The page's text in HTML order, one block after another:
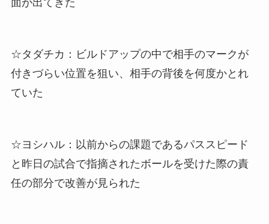
面が出てきた
☆タダチカ：ビルドアップの中で相手のマークが
付きづらい位置を狙い、相手の背後を何度かとれ
ていた
☆ヨシハル：以前からの課題であるパススピード
と昨日の試合で指摘されたボールを受けた際の責
任の部分で改善が見られた